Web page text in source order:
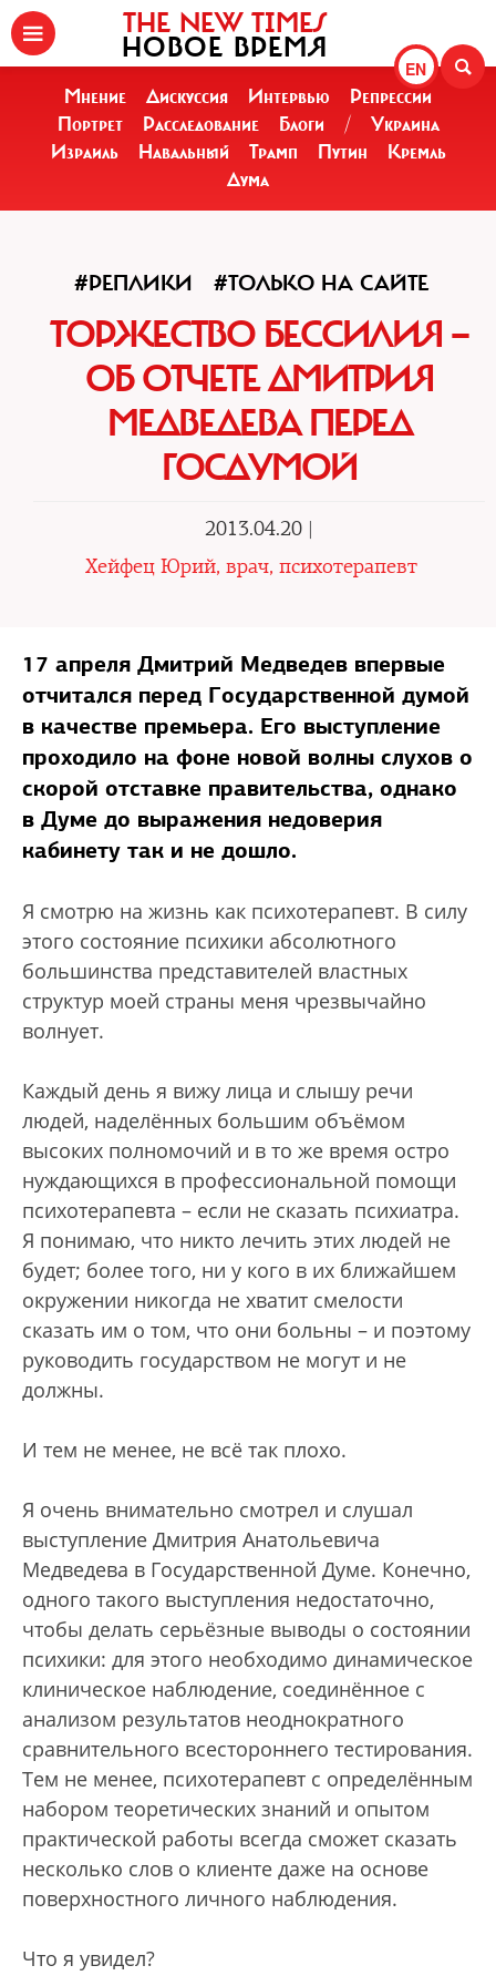
EN
THE NEW TIMES
НОВОЕ ВРЕМЯ
Мнение Дискуссия Интервью
Репрессии
Портрет
Расследование Блоги /
Украина
Израиль
Навальный Трамп Путин
Кремль
Дума
#РЕПЛИКИ #ТОЛЬКО НА САЙТЕ
ТОРЖЕСТВО БЕССИЛИЯ —
ОБ ОТЧЕТЕ ДМИТРИЯ
МЕДВЕДЕВА ПЕРЕД
ГОСДУМОЙ
2013.04.20 |
Хейфец Юрий, врач, психотерапевт
17 апреля Дмитрий Медведев впервые
отчитался перед Государственной думой
в качестве премьера. Его выступление
проходило на фоне новой волны слухов о
скорой отставке правительства, однако
в Думе до выражения недоверия
кабинету так и не дошло.
Я смотрю на жизнь как психотерапевт. В силу
этого состояние психики абсолютного
большинства представителей властных
структур моей страны меня чрезвычайно
волнует.
Каждый день я вижу лица и слышу речи
людей, наделённых большим объёмом
высоких полномочий и в то же время остро
нуждающихся в профессиональной помощи
психотерапевта – если не сказать психиатра.
Я понимаю, что никто лечить этих людей не
будет; более того, ни у кого в их ближайшем
окружении никогда не хватит смелости
сказать им о том, что они больны – и поэтому
руководить государством не могут и не
должны.
И тем не менее, не всё так плохо.
Я очень внимательно смотрел и слушал
выступление Дмитрия Анатольевича
Медведева в Государственной Думе. Конечно,
одного такого выступления недостаточно,
чтобы делать серьёзные выводы о состоянии
психики: для этого необходимо динамическое
клиническое наблюдение, соединённое с
анализом результатов неоднократного
сравнительного всестороннего тестирования.
Тем не менее, психотерапевт с определённым
набором теоретических знаний и опытом
практической работы всегда сможет сказать
несколько слов о клиенте даже на основе
поверхностного личного наблюдения.
Что я увидел?